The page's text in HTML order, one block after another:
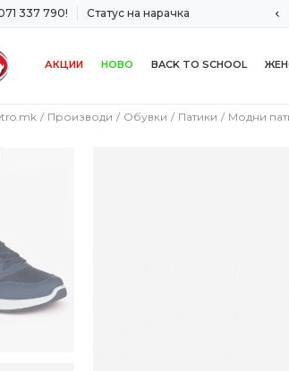
337 790! Статус на нарачка
плаќање со платежна картичка!
АКЦИИ НОВО BACK TO SCHOOL
Производи Обувки Патики Модни